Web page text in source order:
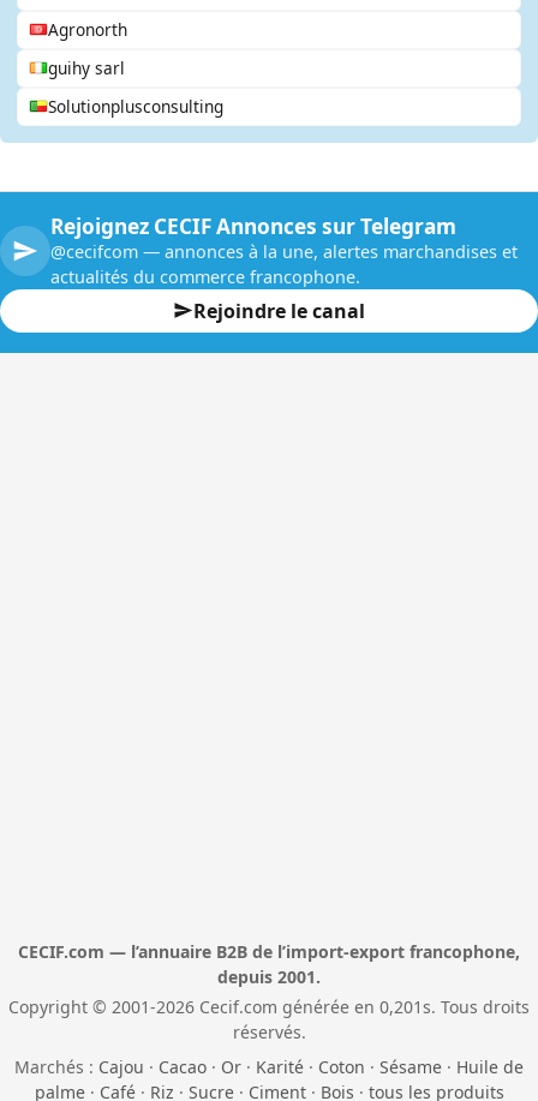
Agronorth
guihy sarl
Solutionplusconsulting
Rejoignez CECIF Annonces sur Telegram
@cecifcom — annonces à la une, alertes marchandises et
actualités du commerce francophone.
Rejoindre le canal
CECIF.com — l’annuaire B2B de l’import-export francophone,
depuis 2001.
Copyright © 2001-2026 Cecif.com générée en 0,201s. Tous droits
réservés.
Marchés : Cajou · Cacao · Or · Karité · Coton · Sésame · Huile de
palme· Café· Riz · Sucre· Ciment· Bois · tous les produits